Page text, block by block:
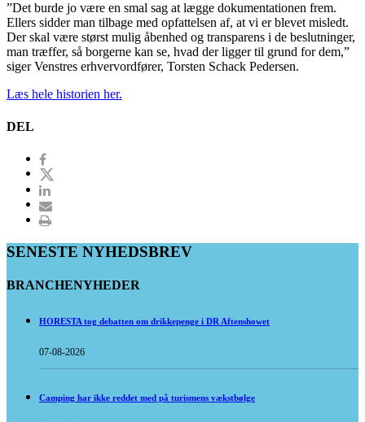
”Det burde jo være en smal sag at lægge dokumentationen frem.
Ellers sidder man tilbage med opfattelsen af, at vi er blevet misledt.
Der skal være størst mulig åbenhed og transparens i de beslutninger,
man træffer, så borgerne kan se, hvad der ligger til grund for dem,”
siger Venstres erhvervordfører, Torsten Schack Pedersen.
Læs hele historien her.
DEL
SENESTE NYHEDSBREV
BRANCHENYHEDER
HORESTA tog debatten om drikkepenge i DR Aftenshowet
07-08-2026
Camping har ikke reddet med på turismens vækstbølge